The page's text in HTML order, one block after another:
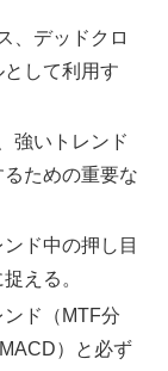
、デッドクロ
して利用す
強いトレンド
ための重要な
ド中の押し目
える。
ド（MTF分
）と必ず